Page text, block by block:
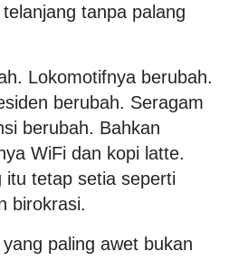
tanpa palang
Lokomotifnya berubah.
berubah. Seragam
berubah. Bahkan
WiFi dan kopi latte.
itu tetap setia seperti
birokrasi.
paling awet bukan